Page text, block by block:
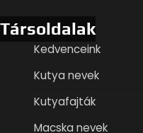
Társoldalak
Kedvenceink
Kutya nevek
Kutyafajták
Macska nevek